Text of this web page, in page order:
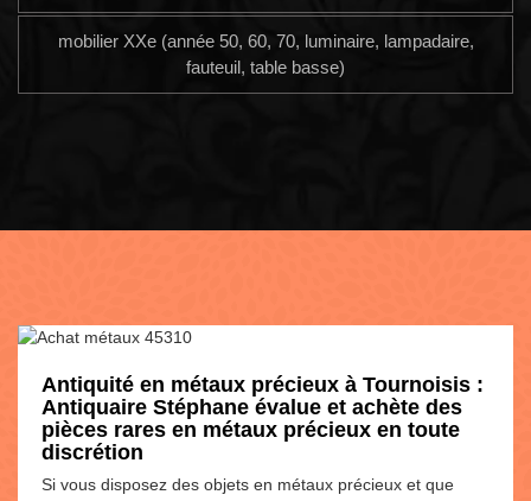
mobilier XXe (année 50, 60, 70, luminaire, lampadaire,
fauteuil, table basse)
Antiquité en métaux précieux à Tournoisis :
Antiquaire Stéphane évalue et achète des
pièces rares en métaux précieux en toute
discrétion
Si vous disposez des objets en métaux précieux et que